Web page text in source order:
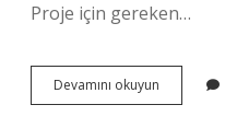
Proje için gereken…
Devamını okuyun
Nasıl